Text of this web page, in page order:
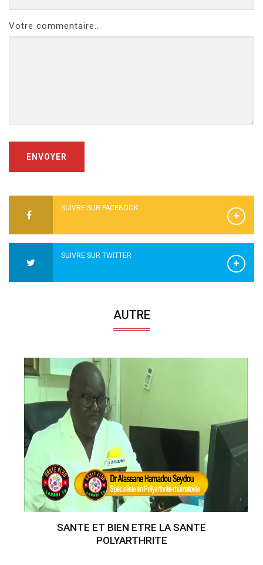
Votre commentaire..
ENVOYER
SUIVRE SUR FACEBOOK
SUIVRE SUR TWITTER
AUTRE
SANTE ET BIEN ETRE LA SANTE
POLYARTHRITE